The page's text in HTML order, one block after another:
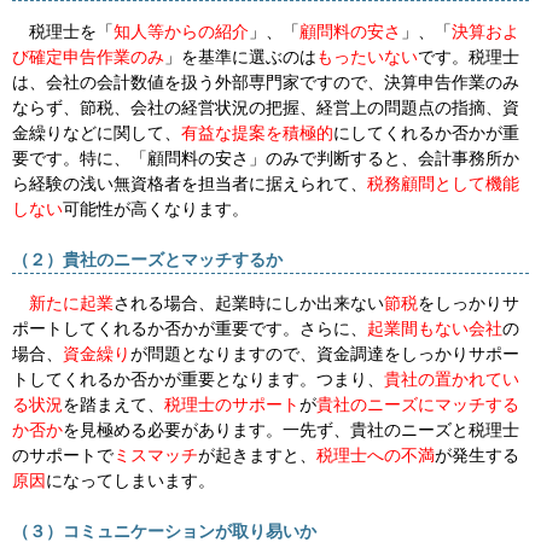
税理士を「知人等からの紹介 」、「顧問料の安さ 」、「決算およ
び確定申告作業のみ 」を基準に選ぶのはもったいないです。税理士
は、会社の会計数値を扱う外部専門家ですので、決算申告作業のみ
ならず、節税、会社の経営状況の把握、経営上の問題点の指摘、資
金繰りなどに関して、 有益な提案を積極的にしてくれるか否かが重
要です。特に、「顧問料の安さ」のみで判断すると、会計事務所か
ら経験の浅い無資格者を担当者に据えられて、 税務顧問として機能
しない可能性が高くなります。
（２）貴社のニーズとマッチするか
新たに起業される場合、起業時にしか出来ない節税をしっかりサ
ポートしてくれるか否かが重要です。さらに、 起業間もない会社の
場合、 資金繰りが問題となりますので、 資金調達をしっかりサポー
トしてくれるか否かが重要となります。つまり、 貴社の置かれてい
る状況を踏まえて、 税理士のサポートが貴社のニーズにマッチする
か否かを見極める必要があります。一先ず、貴社のニーズと税理士
のサポートでミスマッチが起きますと、 税理士への不満が発生する
原因になってしまいます。
（３）コミュニケーションが取り易いか